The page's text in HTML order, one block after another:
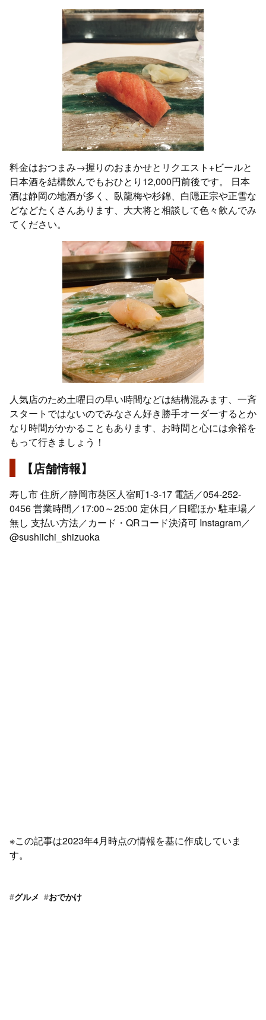
料金はおつまみ→握りのおまかせとリクエスト+ビールと
日本酒を結構飲んでもおひとり12,000円前後です。 日本
酒は静岡の地酒が多く、臥龍梅や杉錦、白隠正宗や正雪な
どなどたくさんあります、大大将と相談して色々飲んでみ
てください。
人気店のため土曜日の早い時間などは結構混みます、一斉
スタートではないのでみなさん好き勝手オーダーするとか
なり時間がかかることもあります、お時間と心には余裕を
もって行きましょう！
【店舗情報】
寿し市 住所／静岡市葵区人宿町1-3-17 電話／054-252-
0456 営業時間／17:00～25:00 定休日／日曜ほか 駐車場／
無し 支払い方法／カード・QRコード決済可 Instagram／
@sushiichi_shizuoka
※この記事は2023年4月時点の情報を基に作成していま
す。
#グルメ #おでかけ